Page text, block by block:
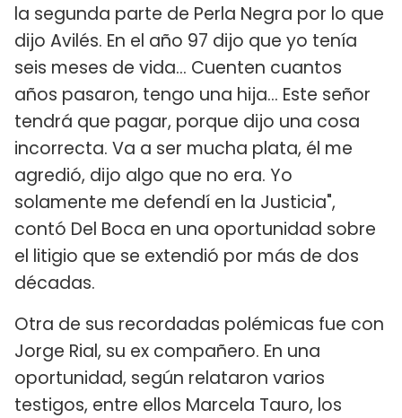
la segunda parte de Perla Negra por lo que
dijo Avilés. En el año 97 dijo que yo tenía
seis meses de vida... Cuenten cuantos
años pasaron, tengo una hija... Este señor
tendrá que pagar, porque dijo una cosa
incorrecta. Va a ser mucha plata, él me
agredió, dijo algo que no era. Yo
solamente me defendí en la Justicia",
contó Del Boca en una oportunidad sobre
el litigio que se extendió por más de dos
décadas.
Otra de sus recordadas polémicas fue con
Jorge Rial, su ex compañero. En una
oportunidad, según relataron varios
testigos, entre ellos Marcela Tauro, los